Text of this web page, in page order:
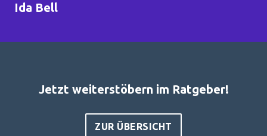
Ida Bell
Jetzt weiterstöbern im Ratgeber!
ZUR ÜBERSICHT